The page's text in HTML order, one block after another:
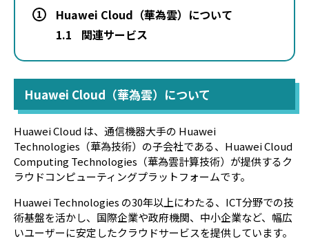
1
Huawei Cloud（華為雲）について
1.1
関連サービス
Huawei Cloud（華為雲）について
Huawei Cloud は、通信機器大手の Huawei
Technologies（華為技術）の子会社である、Huawei Cloud
Computing Technologies（華為雲計算技術）が提供するク
ラウドコンピューティングプラットフォームです。
Huawei Technologies の30年以上にわたる、ICT分野での技
術基盤を活かし、国際企業や政府機関、中小企業など、幅広
いユーザーに安定したクラウドサービスを提供しています。